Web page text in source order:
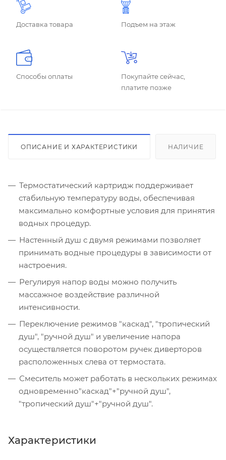
Доставка товара Подъем на этаж
Способы оплаты
Покупайте сейчас,
платите позже
ОПИСАНИЕ И ХАРАКТЕРИСТИКИ НАЛИЧИЕ
Термостатический картридж поддерживает
стабильную температуру воды, обеспечивая
максимально комфортные условия для принятия
водных процедур.
Настенный душ с двумя режимами позволяет
принимать водные процедуры в зависимости от
настроения.
Регулируя напор воды можно получить
массажное воздействие различной
интенсивности.
Переключение режимов "каскад", "тропический
душ", "ручной душ" и увеличение напора
осуществляется поворотом ручек диверторов
расположенных слева от термостата.
Смеситель может работать в нескольких режимах
одновременно"каскад"+"ручной душ",
"тропический душ"+"ручной душ".
Характеристики